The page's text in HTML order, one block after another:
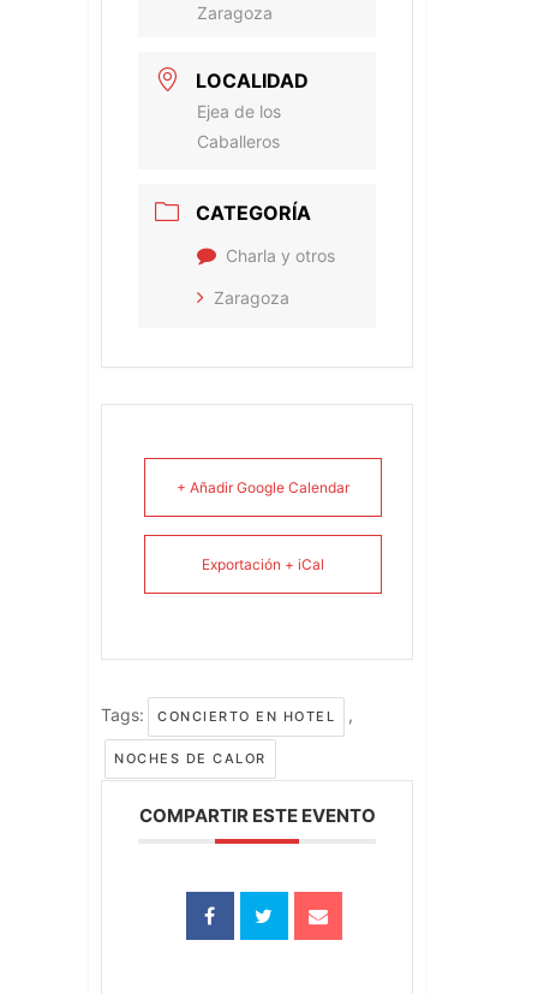
Zaragoza
LOCALIDAD
Ejea de los
Caballeros
CATEGORÍA
Charla y otros
Zaragoza
+ Añadir Google Calendar
Exportación + iCal
Tags: CONCIERTO EN HOTEL ,
NOCHES DE CALOR
COMPARTIR ESTE EVENTO